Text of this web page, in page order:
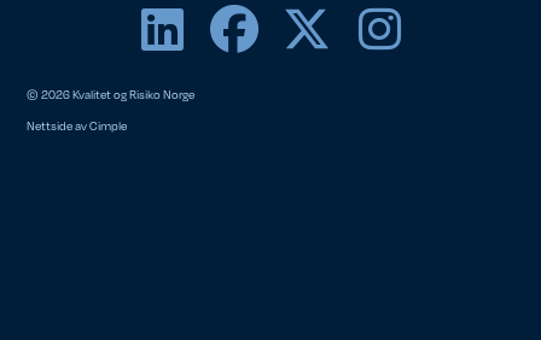
© 2026 Kvalitet og Risiko Norge
Nettside avCimple